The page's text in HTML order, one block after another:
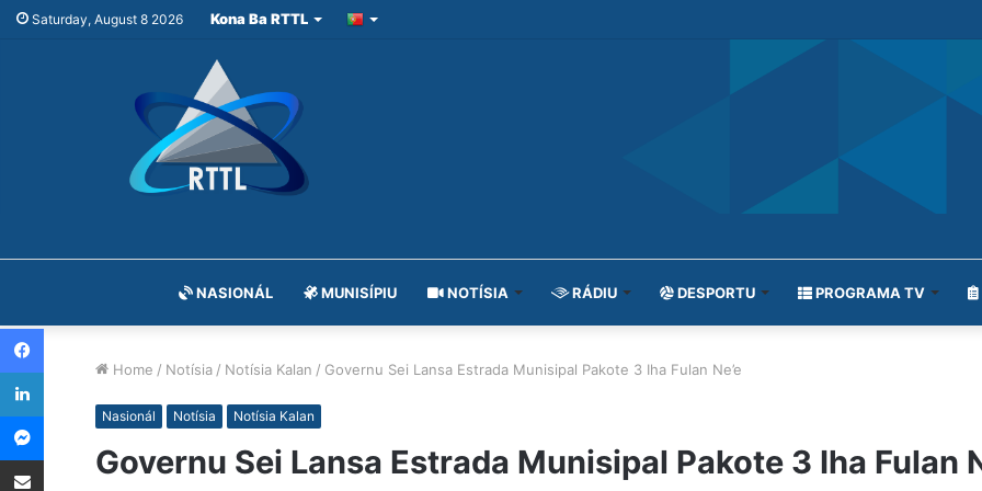
Saturday, August 8 2026 Kona Ba RTTL
NASIONÁL MUNISÍPIU NOTÍSIA RÁDIU DESPORTU PROGRAMA TV
Home / Notísia / Notísia Kalan / Governu Sei Lansa Estrada Munisipal Pakote 3 Iha Fulan Ne’e
Nasionál Notísia Notísia Kalan
Governu Sei Lansa Estrada Munisipal Pakote 3 Iha Fulan
Facebook
LinkedIn
Messenger